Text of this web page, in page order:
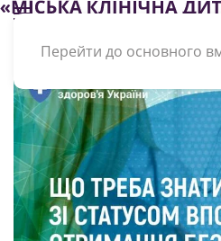
Перейти до основного